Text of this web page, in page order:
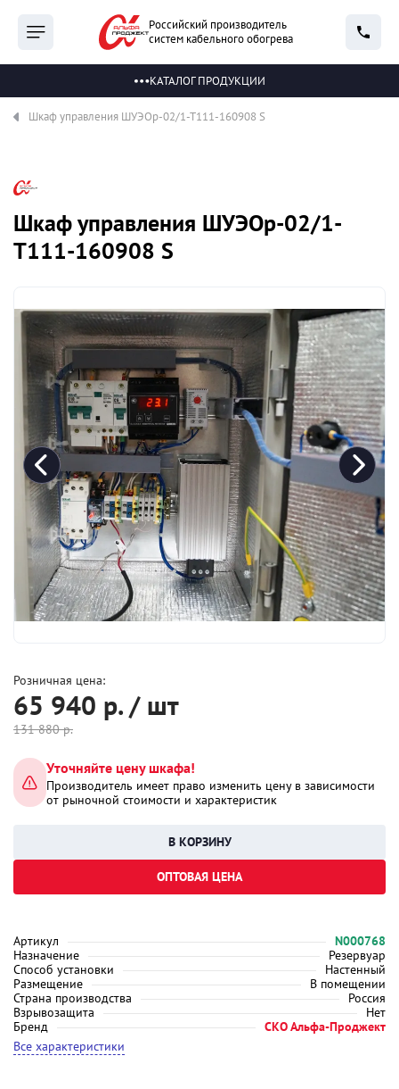
Российский производитель
систем кабельного обогрева
КАТАЛОГ ПРОДУКЦИИ
Шкаф управления ШУЭОр-02/1-Т111-160908 S
Шкаф управления ШУЭОр-02/1-
Т111-160908 S
Артикул
N000768
Назначение
Резервуар
Способ установки
Настенный
Размещение
В помещении
Страна производства
Россия
Взрывозащита
Нет
Бренд
СКО Альфа-Проджект
Все характеристики
Розничная цена:
65 940 р. / шт
131 880р.
Уточняйте цену шкафа!
Производитель имеет право изменить цену в зависимости
от рыночной стоимости и характеристик
ОПТОВАЯ ЦЕНА